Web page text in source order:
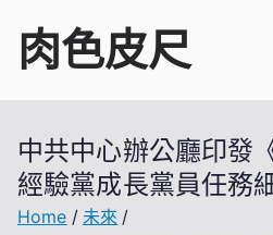
content
肉色皮尺
中共中心辦公廳印發
經驗黨成長黨員任務
Home
未來